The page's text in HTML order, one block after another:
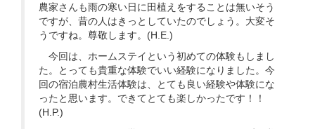
農家さんも雨の寒い日に田植えをすることは無いそう
ですが、昔の人はきっとしていたのでしょう。大変そ
うですね。尊敬します。(H.E.)
今回は、ホームステイという初めての体験もしまし
た。とっても貴重な体験でいい経験になりました。今
回の宿泊農村生活体験は、とても良い経験や体験にな
ったと思います。できてとても楽しかったです！！
(H.P.)